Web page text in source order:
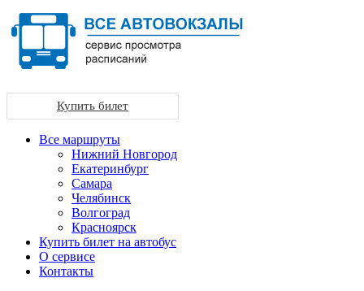
Купить билет
Все маршруты
Нижний Новгород
Екатеринбург
Самара
Челябинск
Волгоград
Красноярск
Купить билет на автобус
О сервисе
Контакты